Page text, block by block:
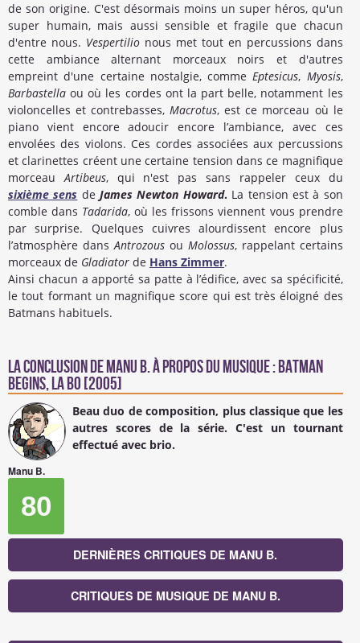
de son origine. C'est désormais moins un super héros, qu'un
super humain, mais aussi sensible et fragile que chacun
d'entre nous. Vespertilionous met tout en percussions dans
cette ambiance alternant morceaux noirs et d'autres
empreint d'une certaine nostalgie, commeEptesicus, Myosis,
Barbastella ou où les cordes ont la part belle, notamment les
violoncelles et contrebasses,Macrotus, est ce morceau où le
piano vient encore adoucir encore l’ambiance, avec ces
envolées des violons. Ces cordes associées aux percussions
et clarinettes créent une certaine tension dans ce magnifique
morceauArtibeus, qui n'est pas sans rappeler ceux du
sixième sens deJames Newton Howard. La tension est à son
comble dans Tadarida, où les frissons viennent vous prendre
par surprise. Quelques cuivres alourdissent encore plus
l’atmosphère dansAntrozousou Molossus, rappelant certains
morceaux de Gladiator de Hans Zimmer.
Ainsi chacun a apporté sa patte à l’édifice, avec sa spécificité,
le tout formant un magnifique score qui est très éloigné des
Batmans habituels.
La conclusion de Manu B.à propos du Musique : Batman
Begins, la BO [2005]
Manu B.
80
Beau duo de composition, plus classique que les
autres scores de la série. C'est un tournant
effectué avec brio.
DERNIÈRES CRITIQUES DE MANU B.
CRITIQUES DE MUSIQUE DE MANU B.